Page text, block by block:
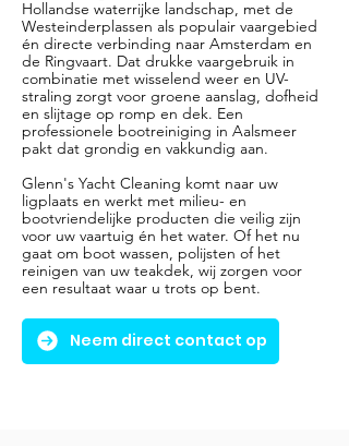
Hollandse waterrijke landschap, met de
Westeinderplassen als populair vaargebied
én directe verbinding naar Amsterdam en
de Ringvaart. Dat drukke vaargebruik in
combinatie met wisselend weer en UV-
straling zorgt voor groene aanslag, dofheid
en slijtage op romp en dek. Een
professionele bootreiniging in Aalsmeer
pakt dat grondig en vakkundig aan.
Glenn's Yacht Cleaning komt naar uw
ligplaats en werkt met milieu- en
bootvriendelijke producten die veilig zijn
voor uw vaartuig én het water. Of het nu
gaat om boot wassen, polijsten of het
reinigen van uw teakdek, wij zorgen voor
een resultaat waar u trots op bent.
Neem direct contact op